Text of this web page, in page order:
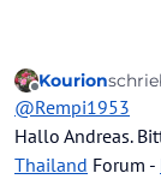
Offline
Kourion
@Rempi1953
Hallo Andreas.
Thailand Forum -